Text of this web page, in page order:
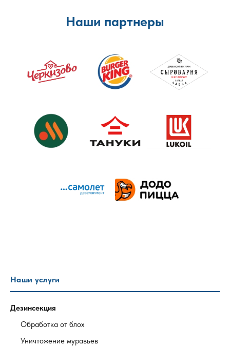
Наши партнеры
Наши услуги
Дезинсекция
Обработка от блох
Уничтожение муравьев